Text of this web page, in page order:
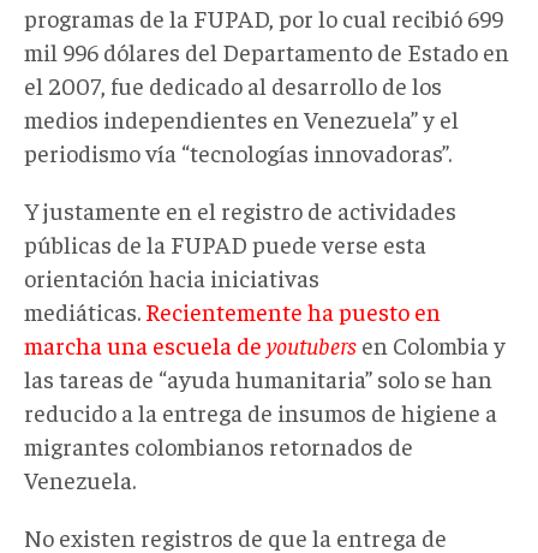
programas de la FUPAD, por lo cual recibió 699
mil 996 dólares del Departamento de Estado en
el 2007, fue dedicado al desarrollo de los
medios independientes en Venezuela” y el
periodismo vía “tecnologías innovadoras”.
Y justamente en el registro de actividades
públicas de la FUPAD puede verse esta
orientación hacia iniciativas
mediáticas. Recientemente ha puesto en
marcha una escuela de youtubers en Colombia y
las tareas de “ayuda humanitaria” solo se han
reducido a la entrega de insumos de higiene a
migrantes colombianos retornados de
Venezuela.
No existen registros de que la entrega de